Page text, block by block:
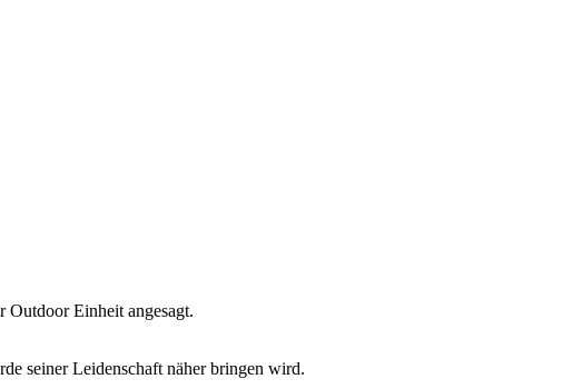
Outdoor Einheit angesagt.
seiner Leidenschaft näher bringen wird.